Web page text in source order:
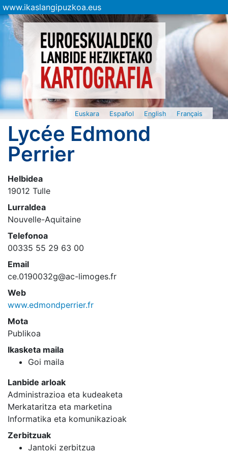
www.ikaslangipuzkoa.eus
Euskara Español English Français
Lycée Edmond
Perrier
Helbidea
19012 Tulle
Lurraldea
Nouvelle-Aquitaine
Telefonoa
00335 55 29 63 00
Email
ce.0190032g@ac-limoges.fr
Web
www.edmondperrier.fr
Mota
Publikoa
Ikasketa maila
Goi maila
Lanbide arloak
Administrazioa eta kudeaketa
Merkataritza eta marketina
Informatika eta komunikazioak
Zerbitzuak
Jantoki zerbitzua